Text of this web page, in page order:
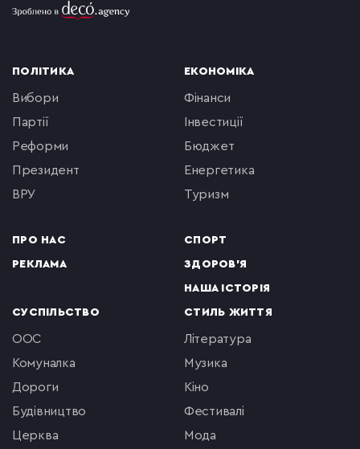
ПОЛІТИКА
вибори
партії
реформи
президент
ВРУ
ПРО НАС
РЕКЛАМА
ЕКОНОМІКА
фінанси
інвестиції
бюджет
енергетика
туризм
СПОРТ
ЗДОРОВ'Я
НАША ІСТОРІЯ
СУСПІЛЬСТВО
ООС
комуналка
Дороги
будівництво
церква
СТИЛЬ ЖИТТЯ
література
музика
кіно
фестивалі
мода